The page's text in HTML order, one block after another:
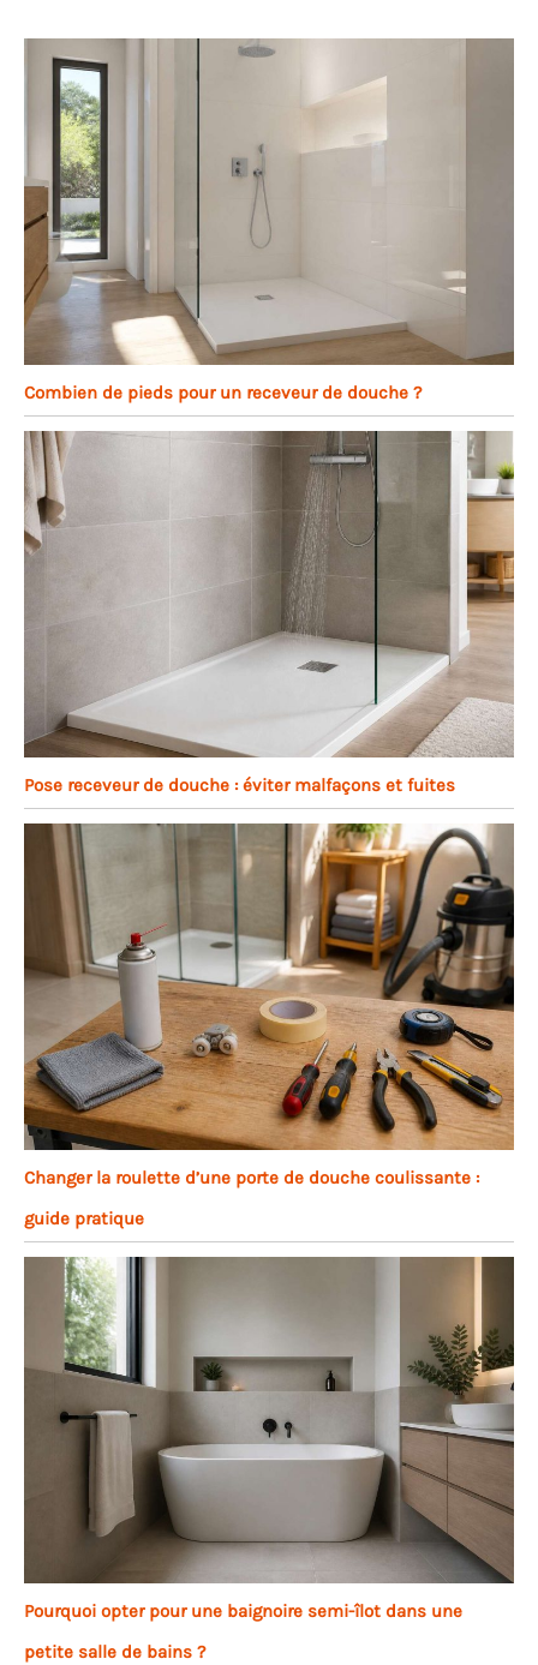
Combien de pieds pour un receveur de douche ?
Pose receveur de douche : éviter malfaçons et fuites
Changer la roulette d’une porte de douche coulissante :
guide pratique
Pourquoi opter pour une baignoire semi-îlot dans une
petite salle de bains ?